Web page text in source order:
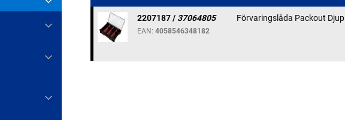
2207187 / 37064805
EAN: 4058546348182
Förvaringslåda Packout Djup